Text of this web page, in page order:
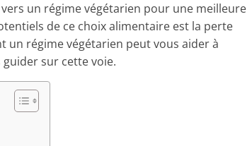
un régime végétarien pour une meilleure
de ce choix alimentaire est la perte
un régime végétarien peut vous aider à
sur cette voie.